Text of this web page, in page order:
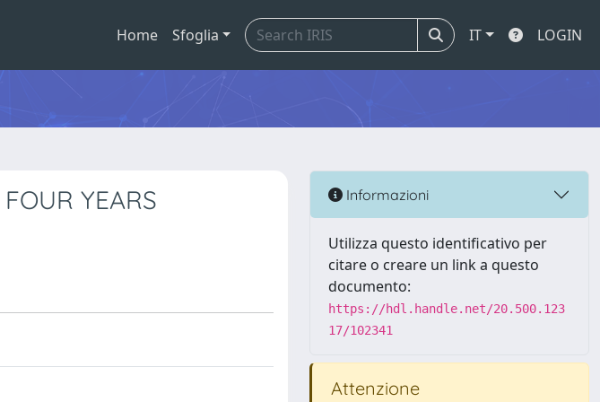
Home Sfoglia IT LOGIN
YEARS
Informazioni
Utilizza questo identificativo per
citare o creare un link a questo
documento:
https://hdl.handle.net/20.500.123
17/102341
Attenzione